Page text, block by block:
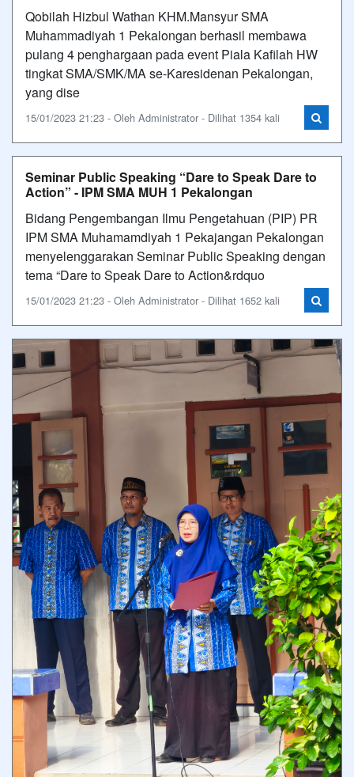
Qobilah Hizbul Wathan KHM.Mansyur SMA
Muhammadiyah 1 Pekalongan berhasil membawa
pulang 4 penghargaan pada event Piala Kafilah HW
tingkat SMA/SMK/MA se-Karesidenan Pekalongan,
yang dise
15/01/2023 21:23 - Oleh Administrator - Dilihat 1354 kali
Seminar Public Speaking “Dare to Speak Dare to
Action” - IPM SMA MUH 1 Pekalongan
Bidang Pengembangan Ilmu Pengetahuan (PIP) PR
IPM SMA Muhamamdiyah 1 Pekajangan Pekalongan
menyelenggarakan Seminar Public Speaking dengan
tema “Dare to Speak Dare to Action&rdquo
15/01/2023 21:23 - Oleh Administrator - Dilihat 1652 kali